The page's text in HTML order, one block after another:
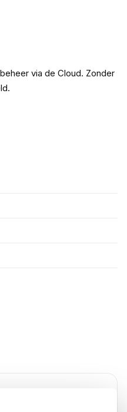
via de Cloud. Zonder